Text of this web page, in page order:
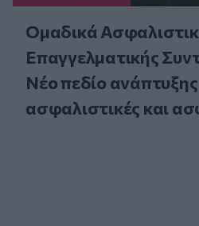
Ομαδικά
Επαγγελματικής
Νέο πεδίο ανάπτυξης
ασφαλιστικές και